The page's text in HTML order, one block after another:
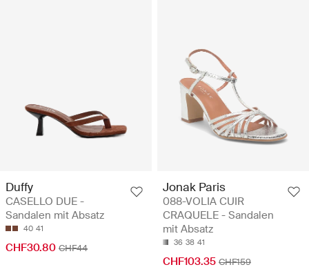
Duffy
CASELLO DUE -
Sandalen mit Absatz
40 41
CHF30.80 CHF44
Jonak Paris
088-VOLIA CUIR
CRAQUELE - Sandalen
mit Absatz
36 38 41
CHF103.35 CHF159